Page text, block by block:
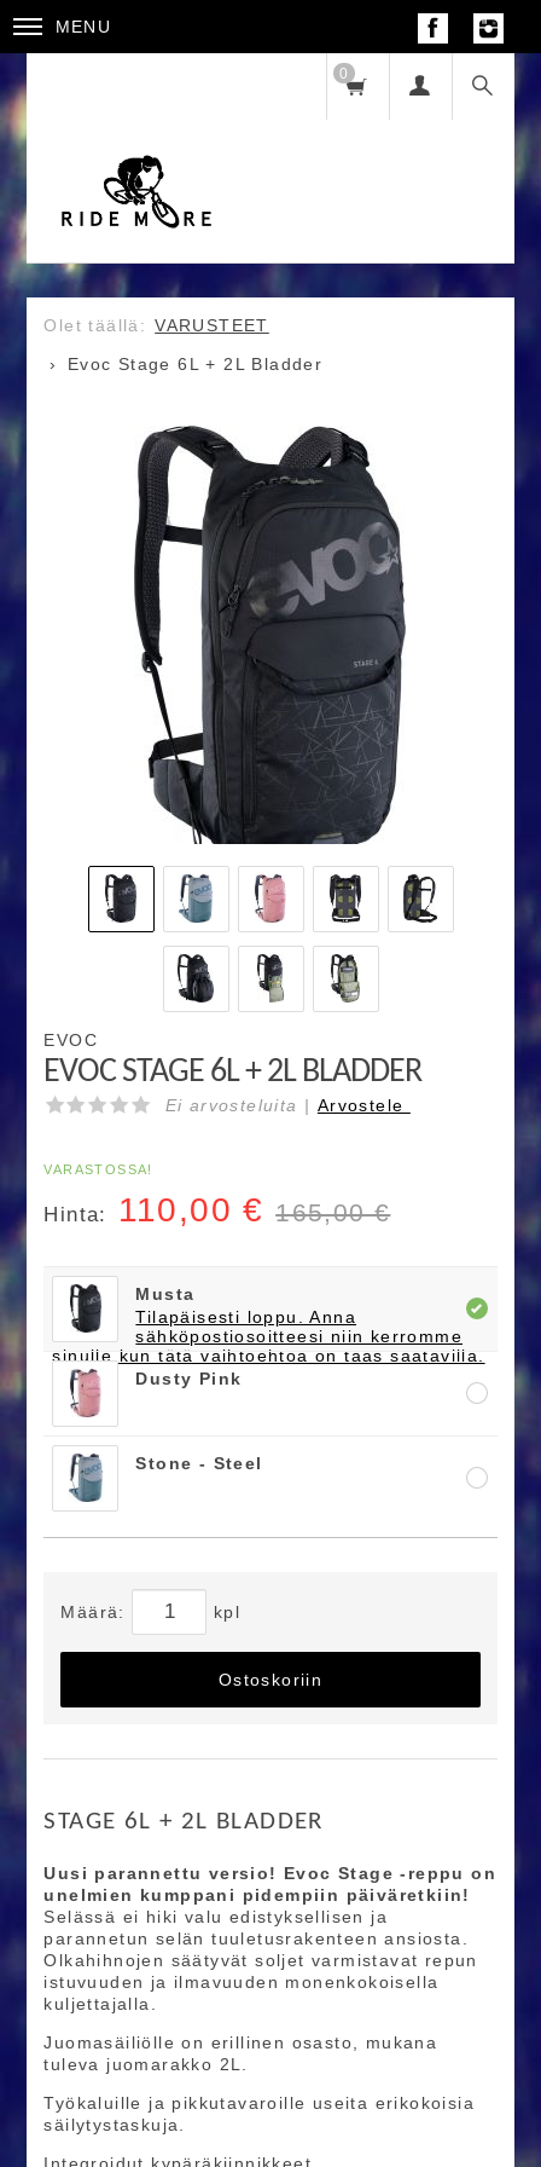
MENU
0
VARUSTEET
Evoc Stage 6L + 2L Bladder
EVOC
EVOC STAGE 6L + 2L BLADDER
Ei arvosteluita | Arvostele
VARASTOSSA!
Hinta: 110,00€ 165,00 €
Musta
Tilapäisesti loppu. Anna
sähköpostiosoitteesi niin kerromme
sinulle kun tätä vaihtoehtoa on taas saatavilla.
Dusty Pink
Stone - Steel
Määrä: kpl
Ostoskoriin
STAGE 6L + 2L BLADDER
Uusi parannettu versio! Evoc Stage -reppu on
unelmien kumppani pidempiin päiväretkiin!
Selässä ei hiki valu edistyksellisen ja
parannetun selän tuuletusrakenteen ansiosta.
Olkahihnojen säätyvät soljet varmistavat repun
istuvuuden ja ilmavuuden monenkokoisella
kuljettajalla.
Juomasäiliölle on erillinen osasto, mukana
tuleva juomarakko 2L.
Työkaluille ja pikkutavaroille useita erikokoisia
säilytystaskuja.
Integroidut kypäräkiinnikkeet.